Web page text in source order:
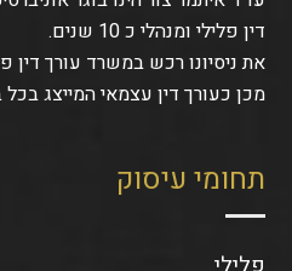
תחומי עיסוק
דין פלילי ומנהלי כ 10 שנים.
את ניסיונו רכש במשרד עורך דין
מכן כעורך דין עצמאי המייצג